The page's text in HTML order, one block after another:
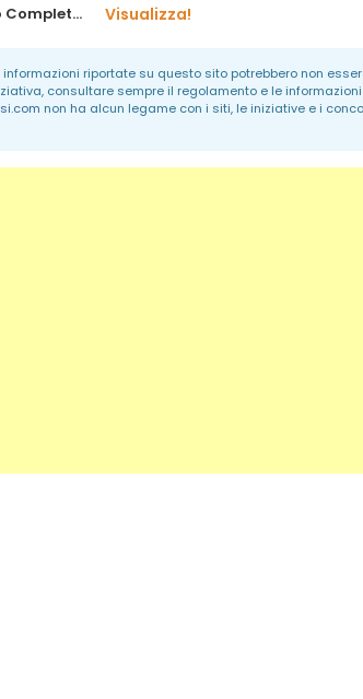
Regolamento Completo: Visualizza!
informazioni riportate su questo sito potrebbero non
consultare sempre il regolamento e le
non ha alcun legame con i siti, le iniziative e i